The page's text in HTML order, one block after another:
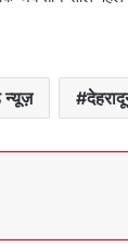
न्यूज़